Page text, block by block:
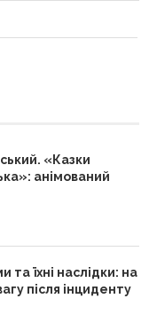
«Казки
анімований
та їхні наслідки: на
після інциденту